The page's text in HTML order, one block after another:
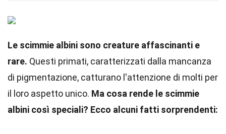
Le scimmie albini sono creature affascinanti e
rare. Questi primati, caratterizzati dalla mancanza
di pigmentazione, catturano l'attenzione di molti per
il loro aspetto unico. Ma cosa rende le scimmie
albini così speciali? Ecco alcuni fatti sorprendenti: